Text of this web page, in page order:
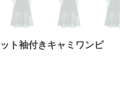
ト袖付きキャミワンピ